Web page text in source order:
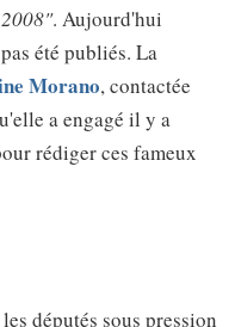
. Aujourd'hui
été publiés. La
Morano, contactée
a engagé il y a
rédiger ces fameux
députés sous pression